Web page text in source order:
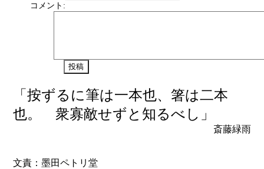
コメント:
「按ずるに筆は一本也、箸は二本
也。 衆寡敵せずと知るべし」
斎藤緑雨
文責：墨田ペトリ堂